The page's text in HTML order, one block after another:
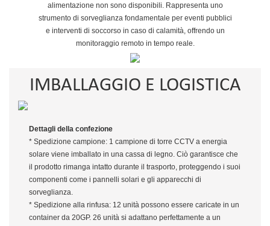
alimentazione non sono disponibili. Rappresenta uno
strumento di sorveglianza fondamentale per eventi pubblici
e interventi di soccorso in caso di calamità, offrendo un
monitoraggio remoto in tempo reale.
IMBALLAGGIO E LOGISTICA
Dettagli della confezione
* Spedizione campione: 1 campione di torre CCTV a energia
solare viene imballato in una cassa di legno. Ciò garantisce che
il prodotto rimanga intatto durante il trasporto, proteggendo i suoi
componenti come i pannelli solari e gli apparecchi di
sorveglianza.
* Spedizione alla rinfusa: 12 unità possono essere caricate in un
container da 20GP. 26 unità si adattano perfettamente a un